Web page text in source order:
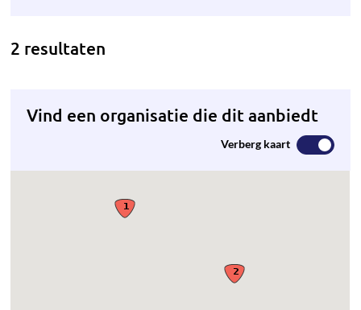
2 resultaten
Vind een organisatie die dit aanbiedt
Verberg kaart